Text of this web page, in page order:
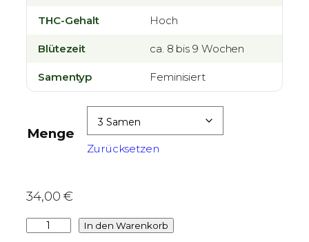
4
,
0
b
THC-Gehalt Hoch
Blütezeit ca. 8 bis 9 Wochen
Samentyp Feminisiert
Menge
Zurücksetzen
34,00€
In den Warenkorb